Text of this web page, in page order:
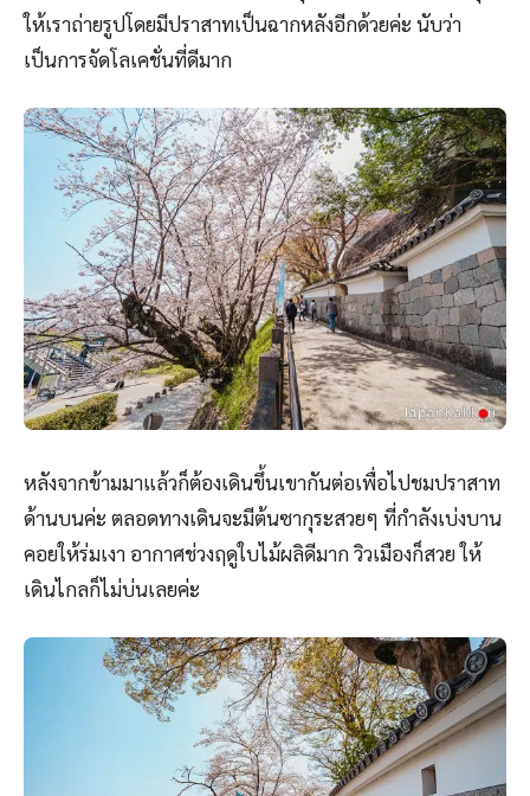
ให้เราถ่ายรูปโดยมีปราสาทเป็นฉากหลังอีกด้วยค่ะ นับว่า
เป็นการจัดโลเคชั่นที่ดีมาก
หลังจากข้ามมาแล้วก็ต้องเดินขึ้นเขากันต่อเพื่อไปชมปราสาท
ด้านบนค่ะ ตลอดทางเดินจะมีต้นซากุระสวยๆ ที่กำลังเบ่งบาน
คอยให้ร่มเงา อากาศช่วงฤดูใบไม้ผลิดีมาก วิวเมืองก็สวย ให้
เดินไกลก็ไม่บ่นเลยค่ะ